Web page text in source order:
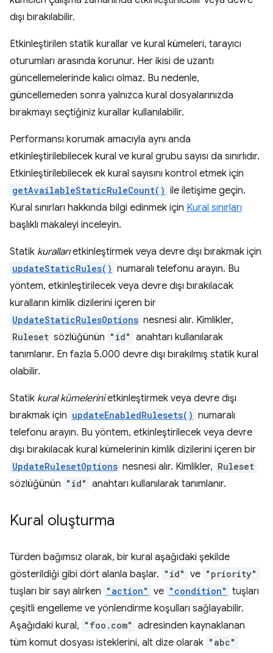
dışı bırakılabilir.
Etkinleştirilen statik kurallar ve kural kümeleri, tarayıcı
oturumları arasında korunur. Her ikisi de uzantı
güncellemelerinde kalıcı olmaz. Bu nedenle,
güncellemeden sonra yalnızca kural dosyalarınızda
bırakmayı seçtiğiniz kurallar kullanılabilir.
Performansı korumak amacıyla aynı anda
etkinleştirilebilecek kural ve kural grubu sayısı da sınırlıdır.
Etkinleştirilebilecek ek kural sayısını kontrol etmek için
getAvailableStaticRuleCount() ile iletişime geçin.
Kural sınırları hakkında bilgi edinmek için Kural sınırları
başlıklı makaleyi inceleyin.
Statik kurallarıetkinleştirmek veya devre dışı bırakmak için
updateStaticRules() numaralı telefonu arayın. Bu
yöntem, etkinleştirilecek veya devre dışı bırakılacak
kuralların kimlik dizilerini içeren bir
UpdateStaticRulesOptions nesnesi alır. Kimlikler,
Ruleset sözlüğünün "id" anahtarı kullanılarak
tanımlanır. En fazla 5.000 devre dışı bırakılmış statik kural
olabilir.
Statik kural kümelerinietkinleştirmek veya devre dışı
bırakmak için updateEnabledRulesets() numaralı
telefonu arayın. Bu yöntem, etkinleştirilecek veya devre
dışı bırakılacak kural kümelerinin kimlik dizilerini içeren bir
UpdateRulesetOptions nesnesi alır. Kimlikler, Ruleset
sözlüğünün "id" anahtarı kullanılarak tanımlanır.
Kural oluşturma
Türden bağımsız olarak, bir kural aşağıdaki şekilde
gösterildiği gibi dört alanla başlar. "id" ve "priority"
tuşları bir sayı alırken "action" ve "condition" tuşları
çeşitli engelleme ve yönlendirme koşulları sağlayabilir.
Aşağıdaki kural, "foo.com" adresinden kaynaklanan
tüm komut dosyası isteklerini, alt dize olarak "abc"